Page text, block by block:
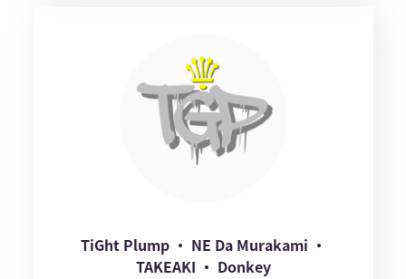
TiGht Plump ・ NE Da Murakami ・
TAKEAKI ・ Donkey